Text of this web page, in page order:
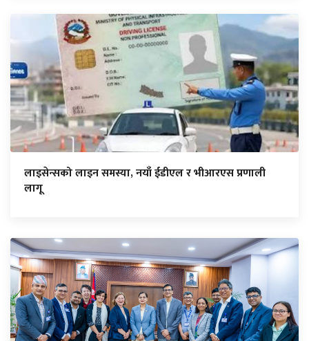
लाइसेन्सको लाइन समस्या, नयाँ ईडीएल र भीआरएस प्रणाली
लागू